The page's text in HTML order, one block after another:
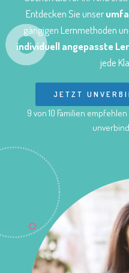
Entdecken Sie unser
gängigen Lernmethoden
individuell angepasste
jede
JETZT
9 von 10 Familien